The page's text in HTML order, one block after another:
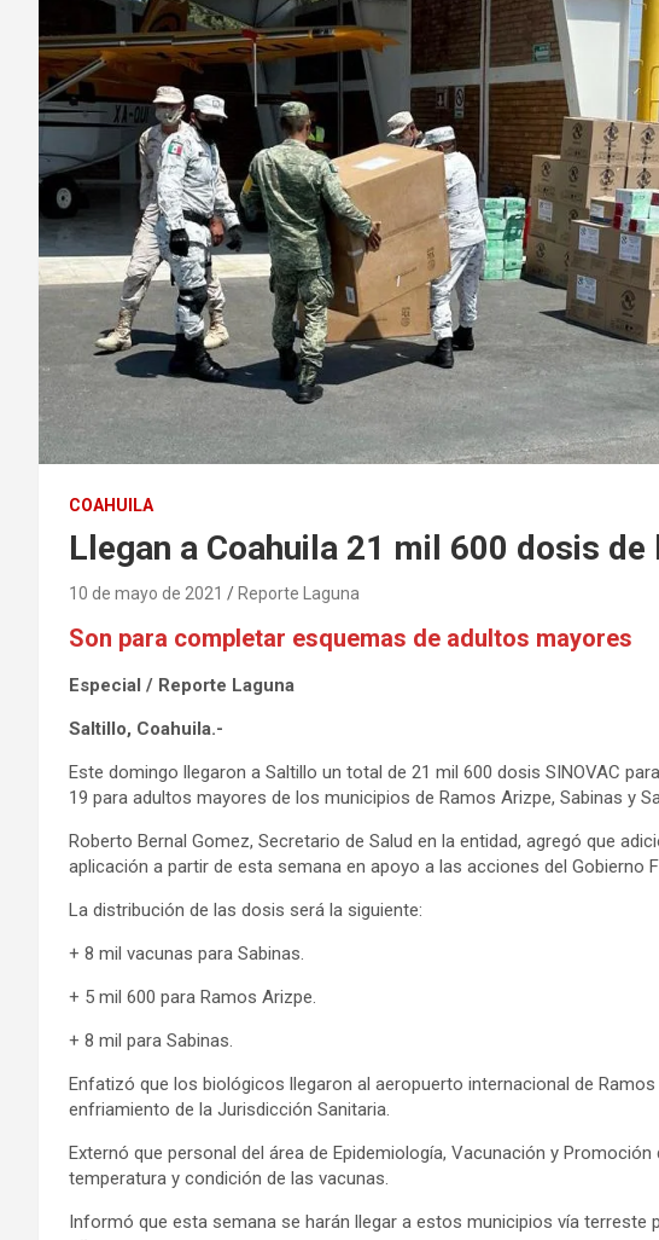
COAHUILA
Llegan a Coahuila 21 mil 600 dosis de
10 de mayo de 2021 Reporte Laguna
Son para completar esquemas de adultos mayores
Especial / Reporte Laguna
Saltillo, Coahuila.-
Este domingo llegaron a Saltillo un total de 21 mil 600 dosis SINOVAC
19 para adultos mayores de los municipios de Ramos Arizpe, Sabinas y
Roberto Bernal Gomez, Secretario de Salud en la entidad, agregó que
aplicación a partir de esta semana en apoyo a las acciones del Gobierno
La distribución de las dosis será la siguiente:
+ 8 mil vacunas para Sabinas.
+ 5 mil 600 para Ramos Arizpe.
+ 8 mil para Sabinas.
Enfatizó que los biológicos llegaron al aeropuerto internacional de
enfriamiento de la Jurisdicción Sanitaria.
Externó que personal del área de Epidemiología, Vacunación y
temperatura y condición de las vacunas.
Informó que esta semana se harán llegar a estos municipios vía terreste